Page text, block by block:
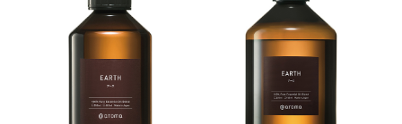
ラベンダー
ユーカリ エキゾチック